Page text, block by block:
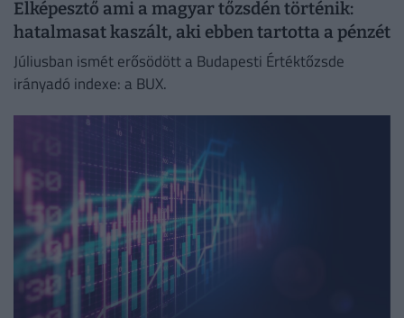
Elképesztő ami a magyar tőzsdén történik:
hatalmasat kaszált, aki ebben tartotta a pénzét
Júliusban ismét erősödött a Budapesti Értéktőzsde
irányadó indexe: a BUX.